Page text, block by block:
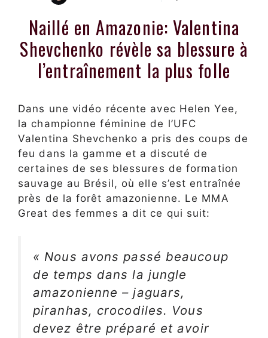
Naillé en Amazonie: Valentina
Shevchenko révèle sa blessure à
l’entraînement la plus folle
Dans une vidéo récente avec Helen Yee,
la championne féminine de l’UFC
Valentina Shevchenko a pris des coups de
feu dans la gamme et a discuté de
certaines de ses blessures de formation
sauvage au Brésil, où elle s’est entraînée
près de la forêt amazonienne. Le MMA
Great des femmes a dit ce qui suit:
« Nous avons passé beaucoup
de temps dans la jungle
amazonienne – jaguars,
piranhas, crocodiles. Vous
devez être préparé et avoir